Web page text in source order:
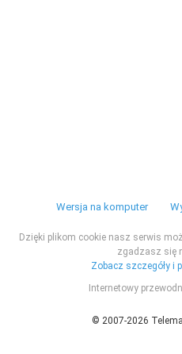
Wersja na komputer
Dzięki plikom cookie nasz serwis
zgadzasz się
Zobacz szczegóły i
Internetowy
© 2007-2026